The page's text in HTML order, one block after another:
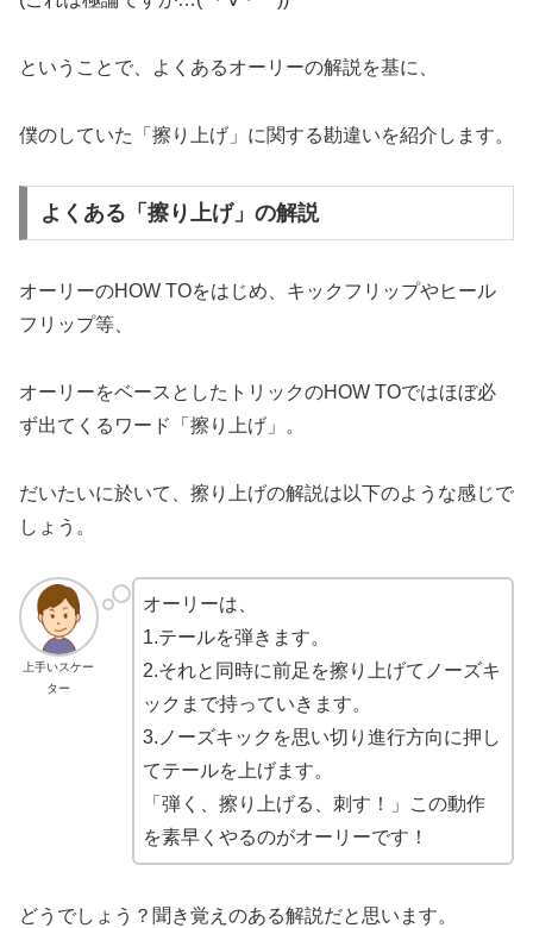
ということで、よくあるオーリーの解説を基に、
僕のしていた「擦り上げ」に関する勘違いを紹介します。
よくある「擦り上げ」の解説
オーリーのHOW TOをはじめ、キックフリップやヒール
フリップ等、
オーリーをベースとしたトリックのHOW TOではほぼ必
ず出てくるワード「擦り上げ」。
だいたいに於いて、擦り上げの解説は以下のような感じで
しょう。
上手いスケー
ター
オーリーは、
1.テールを弾きます。
2.それと同時に前足を擦り上げてノーズキ
ックまで持っていきます。
3.ノーズキックを思い切り進行方向に押し
てテールを上げます。
「弾く、擦り上げる、刺す！」この動作
を素早くやるのがオーリーです！
どうでしょう？聞き覚えのある解説だと思います。